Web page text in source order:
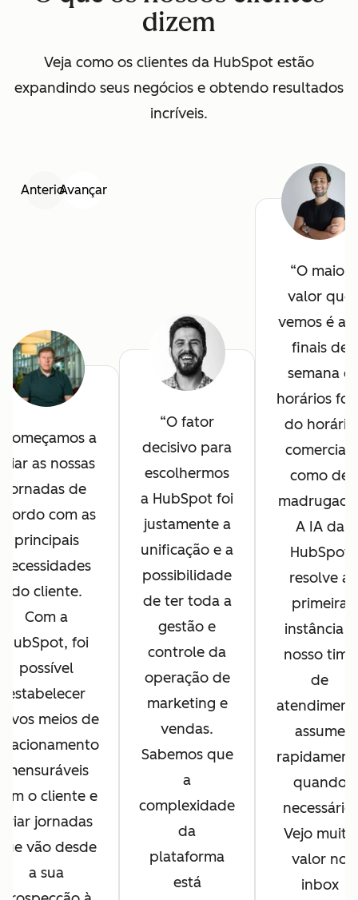
dizem
Veja como os clientes da HubSpot estão
expandindo seus negócios e obtendo resultados
incríveis.
AnteriorAvançar
Começamos a
as nossas
jornadas de
com as
principais
necessidades
do cliente.
Com a
HubSpot, foi
possível
estabelecer
meios de
mensuráveis
o cliente e
criar jornadas
vão desde
a sua
O fator
decisivo para
escolhermos
a HubSpot foi
justamente a
unificação e a
possibilidade
de ter toda a
gestão e
controle da
operação de
marketing e
vendas.
Sabemos que
a
complexidade
da
plataforma
está
O maior
valor que
vemos é
finais de
semana e
horários
do horário
comercial,
como de
A IA da
HubSpot
resolve a
primeira
instância e
nosso time
de
assume
quando
necessário.
Vejo muito
valor no
inbox